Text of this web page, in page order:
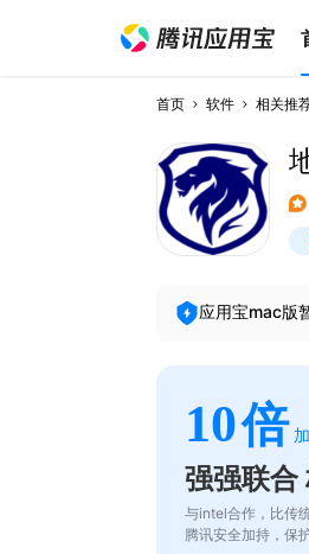
首页 软件 相关推
应用宝mac版
10倍
强强联合
与intel合作，比传
腾讯安全加持，保